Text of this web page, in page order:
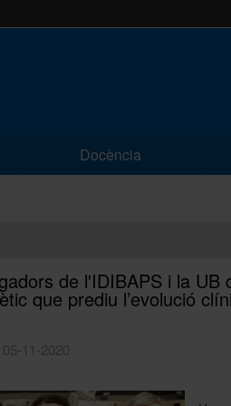
Docència
de l'IDIBAPS i la UB
que prediu l’evolució
11-2020